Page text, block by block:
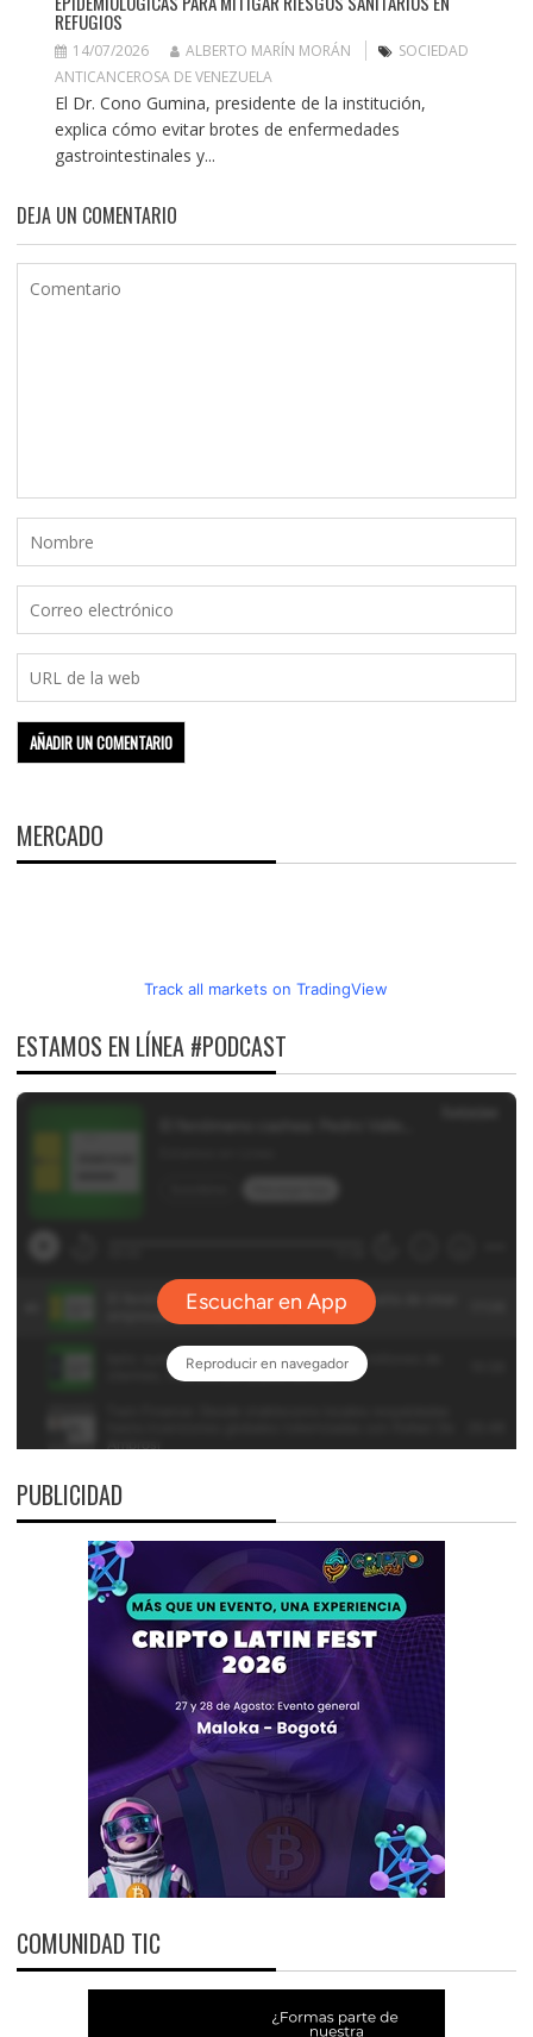
REFUGIOS
14/07/2026 ALBERTO MARÍN MORÁN
SOCIEDAD
ANTICANCEROSA DE VENEZUELA
El Dr. Cono Gumina, presidente de la institución,
explica cómo evitar brotes de enfermedades
gastrointestinales y...
DEJA UN COMENTARIO
MERCADO
Track all markets on TradingView
ESTAMOS EN LÍNEA #PODCAST
PUBLICIDAD
COMUNIDAD TIC